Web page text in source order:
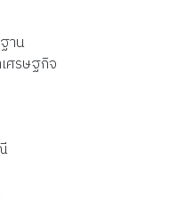
าน
ศรษฐกิจ